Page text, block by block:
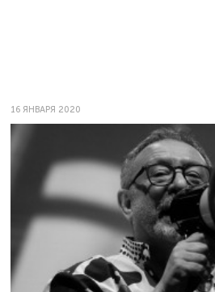
16 ЯНВАРЯ 2020